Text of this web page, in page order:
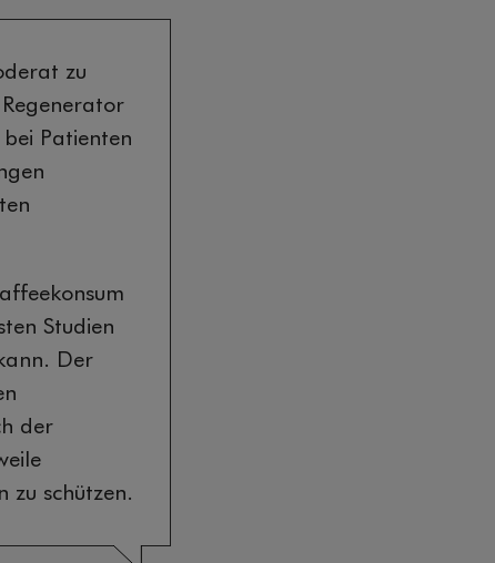
zu
Patienten
Studien
Der
der
zu schützen.